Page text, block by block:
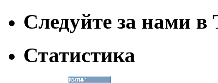
Следуйте за нами
Статистика